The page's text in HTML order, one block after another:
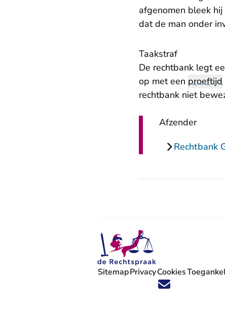
afgenomen bleek
dat de man onder
Taakstraf
De rechtbank legt
op met een proeftijd
rechtbank niet
Afzender
Rechtbank
Volg ons op X (Twitter) - U verlaat
Volg ons op Facebook - U
Volg ons op Instagram - U
Volg ons op Youtube -
Volg ons op
'Blijf op de
SitemapPrivacyCookies